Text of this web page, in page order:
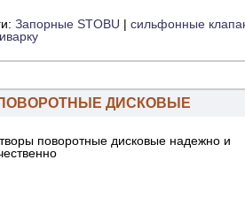
Запорные STOBU | сильфонные
ДИСКОВЫЕ
поворотные дисковые надежно и